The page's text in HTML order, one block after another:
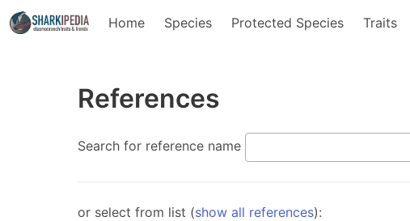
Home Species Protected Species Traits
References
Search for reference name
or select from list (show all references):